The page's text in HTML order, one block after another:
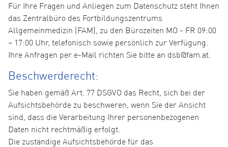
Für Ihre Fragen und Anliegen zum Datenschutz steht Ihnen
das Zentralbüro des Fortbildungszentrums
Allgemeinmedizin (FAM), zu den Bürozeiten MO - FR 09:00
– 17:00 Uhr, telefonisch sowie persönlich zur Verfügung.
Ihre Anfragen per e-Mail richten Sie bitte an dsb@fam.at.
Beschwerderecht:
Sie haben gemäß Art. 77 DSGVO das Recht, sich bei der
Aufsichtsbehörde zu beschweren, wenn Sie der Ansicht
sind, dass die Verarbeitung Ihrer personenbezogenen
Daten nicht rechtmäßig erfolgt.
Die zuständige Aufsichtsbehörde für das